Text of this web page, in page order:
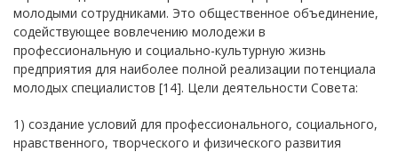
молодыми сотрудниками. Это общественное объединение,
содействующее вовлечению молодежи в
профессиональную и социально-культурную жизнь
предприятия для наиболее полной реализации потенциала
молодых специалистов [14]. Цели деятельности Совета:
1) создание условий для профессионального, социального,
нравственного, творческого и физического развития